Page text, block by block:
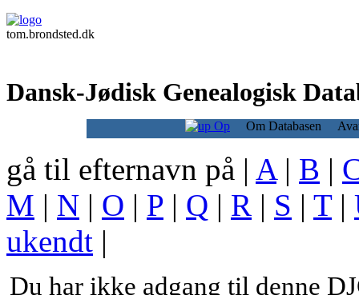
tom.brondsted.dk
Dansk-Jødisk Genealogisk
Op Om Databasen
gå til efternavn på | A| B |
M | N | O | P | Q | R | S | T|
ukendt |
Du har ikke adgang til denne